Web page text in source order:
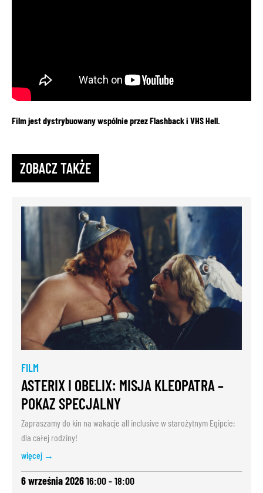
Film jest dystrybuowany wspólnie przez Flashback i VHS Hell.
ZOBACZ TAKŻE
FILM
ASTERIX I OBELIX: MISJA KLEOPATRA –
POKAZ SPECJALNY
Zapraszamy do kin na wakacje all inclusive w starożytnym Egipcie:
dla całej rodziny!
więcej →
6 września 202616:00 - 18:00